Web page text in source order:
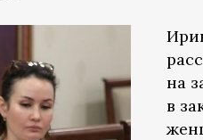
на
в